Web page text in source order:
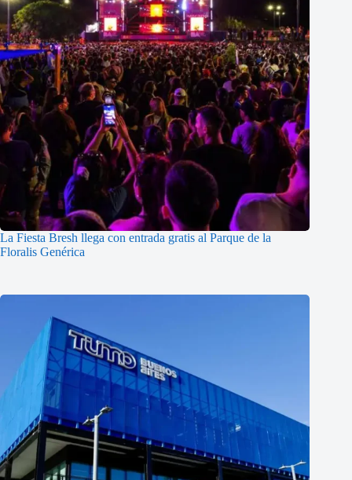
La Fiesta Bresh llega con entrada gratis al Parque de la
Floralis Genérica